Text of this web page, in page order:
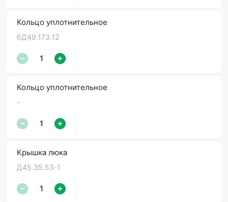
Кольцо уплотнительное
6Д49.173.12
Кольцо уплотнительное
-
Крышка люка
Д45.35.53-1